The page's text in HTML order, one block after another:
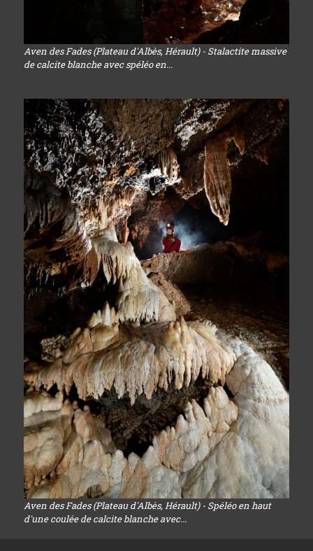
Aven des Fades (Plateau d'Albès, Hérault) - Stalactite massive
de calcite blanche avec spéléo en...
Aven des Fades (Plateau d'Albès, Hérault) - Spéléo en haut
d'une coulée de calcite blanche avec...